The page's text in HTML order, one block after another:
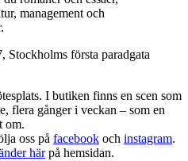
management och
Stockholms första paradgata
I butiken finns en scen som
flera gånger i veckan – som en
om.
oss på facebook och instagram.
härpå hemsidan.